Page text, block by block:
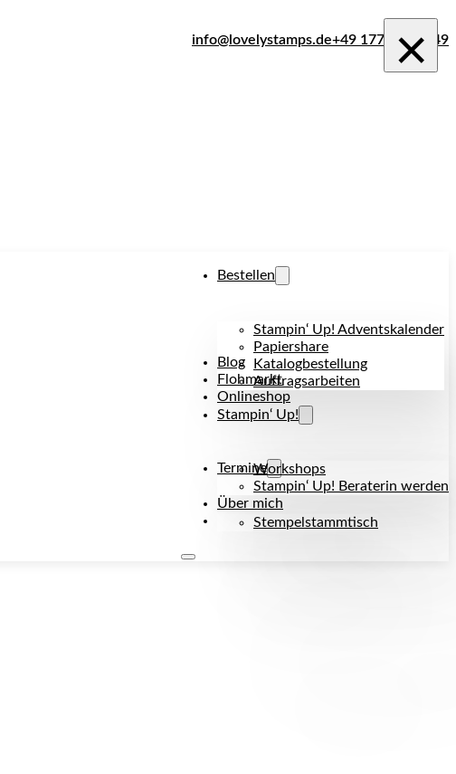
info@lovelystamps.de+49 177 242 1849
×
Bestellen
Stampin‘ Up! Adventskalender
Papiershare
Katalogbestellung
Auftragsarbeiten
Blog
Flohmarkt
Onlineshop
Stampin‘ Up!
Workshops
Stampin‘ Up! Beraterin werden
Termine
Stempelstammtisch
Über mich
Kontakt